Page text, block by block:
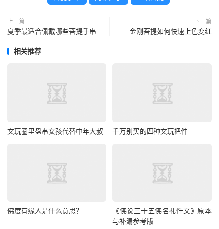
上一篇
夏季最适合佩戴哪些菩提手串
下一篇
金刚菩提如何快速上色变红
相关推荐
文玩圈里盘串女孩代替中年大叔 千万别买的四种文玩把件
佛度有缘人是什么意思？
《佛说三十五佛名礼忏文》原本
与补漏参考版